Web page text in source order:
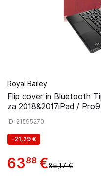
Royal Bailey
Flip cover in Bluetooth
za 2018&2017iPad /
ID: 21595270
-21,29 €
63 88 €85,17 €